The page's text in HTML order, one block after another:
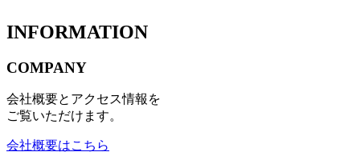
INFORMATION
COMPANY
会社概要とアクセス情報を
ご覧いただけます。
会社概要はこちら